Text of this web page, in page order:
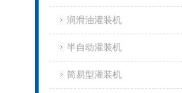
润滑油灌装机
半自动灌装机
简易型灌装机